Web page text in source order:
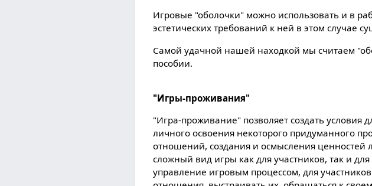
Игровые "оболочки" можно использовать и в
эстетических требований к ней в этом случае
Самой удачной нашей находкой мы считаем
пособии.
"Игры-проживания"
"Игра-проживание" позволяет создать условия
личного освоения некоторого придуманного
отношений, создания и осмысления ценностей
сложный вид игры как для участников, так и
управление игровым процессом, для